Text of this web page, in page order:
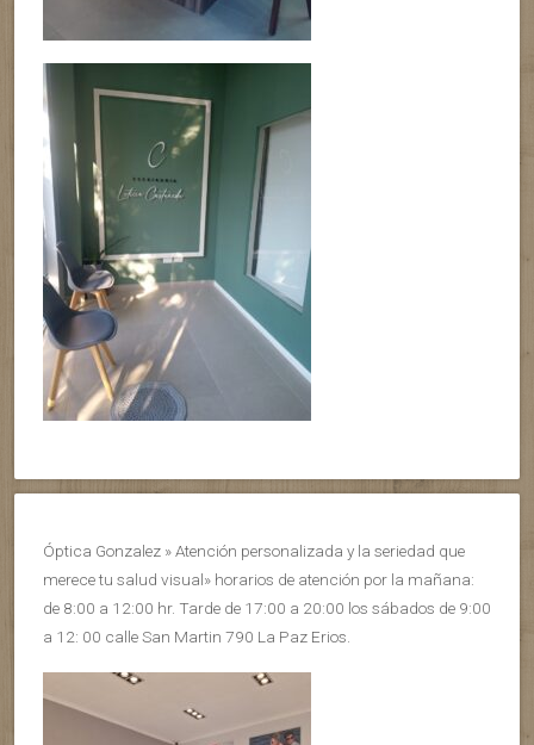
Óptica Gonzalez » Atención personalizada y la seriedad que
merece tu salud visual» horarios de atención por la mañana:
de 8:00 a 12:00 hr. Tarde de 17:00 a 20:00 los sábados de 9:00
a 12: 00 calle San Martin 790 La Paz Erios.